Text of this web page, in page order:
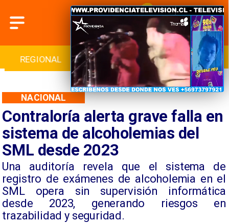
INTERNACIONAL DEPORTES CULTURA
Contraloría alerta grave falla en
sistema de alcoholemias del
SML desde 2023
Una auditoría revela que el sistema de
registro de exámenes de alcoholemia en el
SML opera sin supervisión informática
desde 2023, generando riesgos en
trazabilidad y seguridad.
NACIONAL